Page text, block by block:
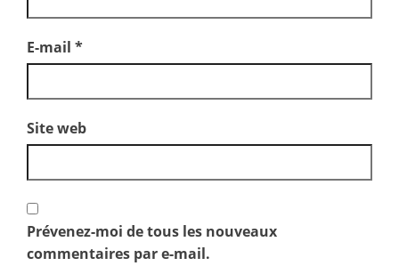
E-mail *
Site web
Prévenez-moi de tous les nouveaux
commentaires par e-mail.